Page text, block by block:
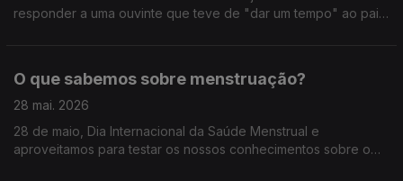
responder a uma ouvinte que teve de "dar um tempo" ao pai
O que sabemos sobre menstruação?
28 mai. 2026
28 de maio, Dia Internacional da Saúde Menstrual e
aproveitamos para testar os nossos conhecimentos sobre o